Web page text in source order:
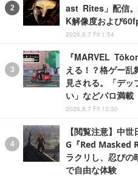
ast Rites」配信
K解像度および
2026.8.7 Fri 1:54
『MARVEL
える！？格ゲー乱
見される。「デッ
い」などパロ満載
2026.8.7 Fri 13:30
【閲覧注意】中
G『Red Masked
ラクリし、忍びの
で自由な体験